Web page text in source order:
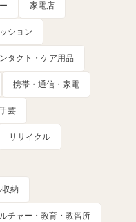
家電店
ション
タクト・ケア用品
携帯・通信・家電
芸
リサイクル
収納
チャー・教育・教習所